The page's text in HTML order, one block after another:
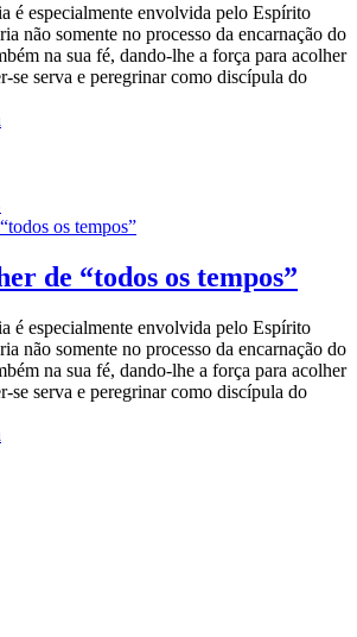
é especialmente envolvida pelo Espírito
não somente no processo da encarnação do
na sua fé, dando-lhe a força para acolher
se serva e peregrinar como discípula do
de “todos os tempos”
é especialmente envolvida pelo Espírito
não somente no processo da encarnação do
na sua fé, dando-lhe a força para acolher
se serva e peregrinar como discípula do